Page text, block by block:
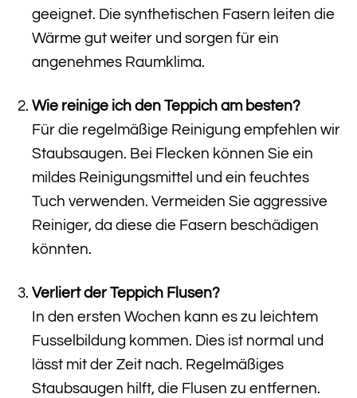
geeignet. Die synthetischen Fasern leiten die
Wärme gut weiter und sorgen für ein
angenehmes Raumklima.
Wie reinige ich den Teppich am besten?
Für die regelmäßige Reinigung empfehlen wir
Staubsaugen. Bei Flecken können Sie ein
mildes Reinigungsmittel und ein feuchtes
Tuch verwenden. Vermeiden Sie aggressive
Reiniger, da diese die Fasern beschädigen
könnten.
Verliert der Teppich Flusen?
In den ersten Wochen kann es zu leichtem
Fusselbildung kommen. Dies ist normal und
lässt mit der Zeit nach. Regelmäßiges
Staubsaugen hilft, die Flusen zu entfernen.